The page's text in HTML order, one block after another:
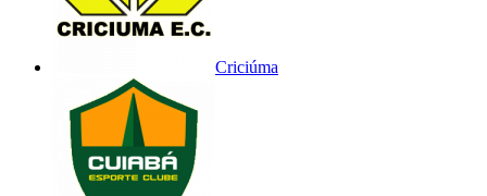
Criciúma